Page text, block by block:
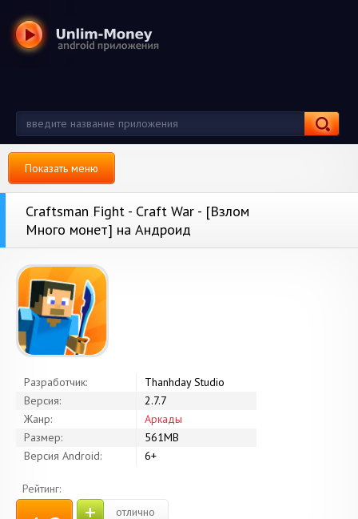
Показать меню
Craftsman Fight - Craft War - [Взлом
Много монет] на Андроид
Разработчик:
Thanhday Studio
Версия:
2.7.7
Жанр:
Аркады
Размер:
561MB
Версия Android:
6+
Рейтинг:
+ отлично